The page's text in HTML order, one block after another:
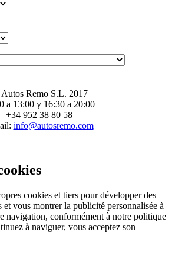
Remo S.L. 2017
a 13:00 y 16:30 a 20:00
+34 952 38 80 58
info@autosremo.com
cookies et tiers pour développer des
et vous montrer la publicité personnalisée à
navigation, conformément à notre politique
à naviguer, vous acceptez son